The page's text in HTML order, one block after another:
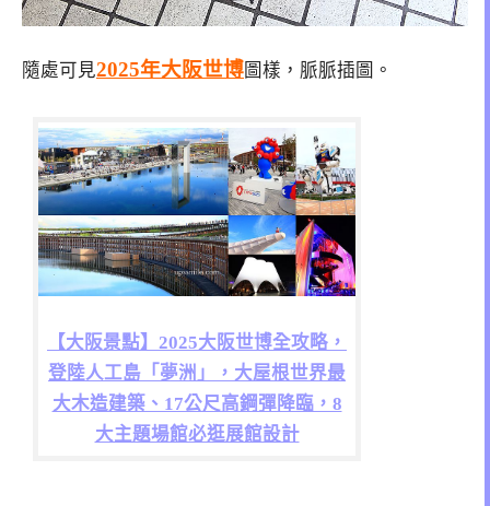
隨處可見2025年大阪世博圖樣，脈脈插圖。
【大阪景點】2025大阪世博全攻略，
登陸人工島「夢洲」，大屋根世界最
大木造建築、17公尺高鋼彈降臨，8
大主題場館必逛展館設計